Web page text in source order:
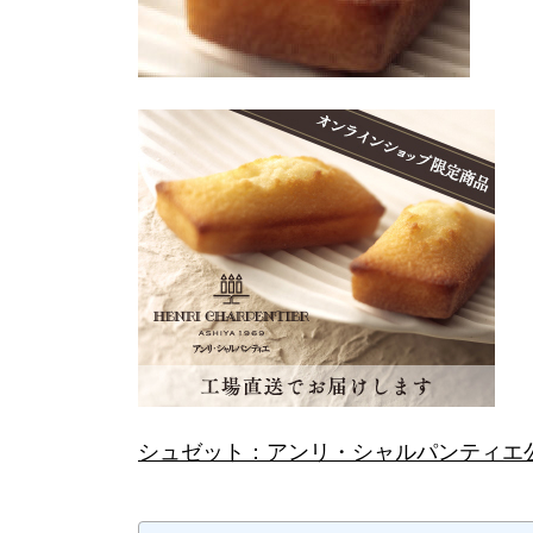
シュゼット：アンリ・シャルパンティ